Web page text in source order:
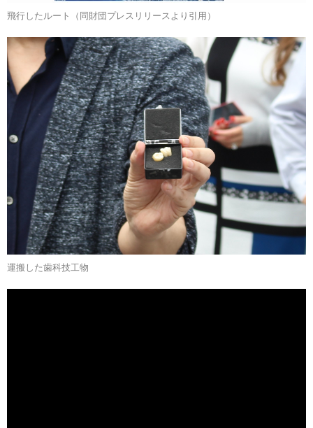
飛行したルート（同財団プレスリリースより引用）
運搬した歯科技工物